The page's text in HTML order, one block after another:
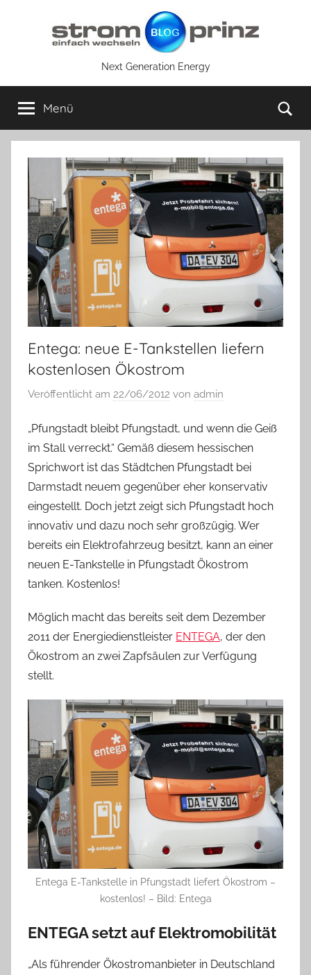
Next Generation Energy
Menü
Entega: neue E-Tankstellen liefern
kostenlosen Ökostrom
Veröffentlicht am 22/06/2012 von admin
„Pfungstadt bleibt Pfungstadt, und wenn die Geiß
im Stall verreckt.“ Gemäß diesem hessischen
Sprichwort ist das Städtchen Pfungstadt bei
Darmstadt neuem gegenüber eher konservativ
eingestellt. Doch jetzt zeigt sich Pfungstadt hoch
innovativ und dazu noch sehr großzügig. Wer
bereits ein Elektrofahrzeug besitzt, kann an einer
neuen E-Tankstelle in Pfungstadt Ökostrom
tanken. Kostenlos!
Möglich macht das bereits seit dem Dezember
2011 der Energiedienstleister ENTEGA, der den
Ökostrom an zwei Zapfsäulen zur Verfügung
stellt.
Entega E-Tankstelle in Pfungstadt liefert Ökostrom –
kostenlos! – Bild: Entega
ENTEGA setzt auf Elektromobilität
„Als führender Ökostromanbieter in Deutschland